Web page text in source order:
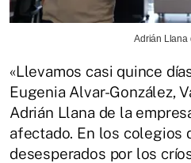
Adrián Llana
«Llevamos casi quince
Eugenia Alvar-González,
Adrián Llana de la
afectado. En los colegios
desesperados por los